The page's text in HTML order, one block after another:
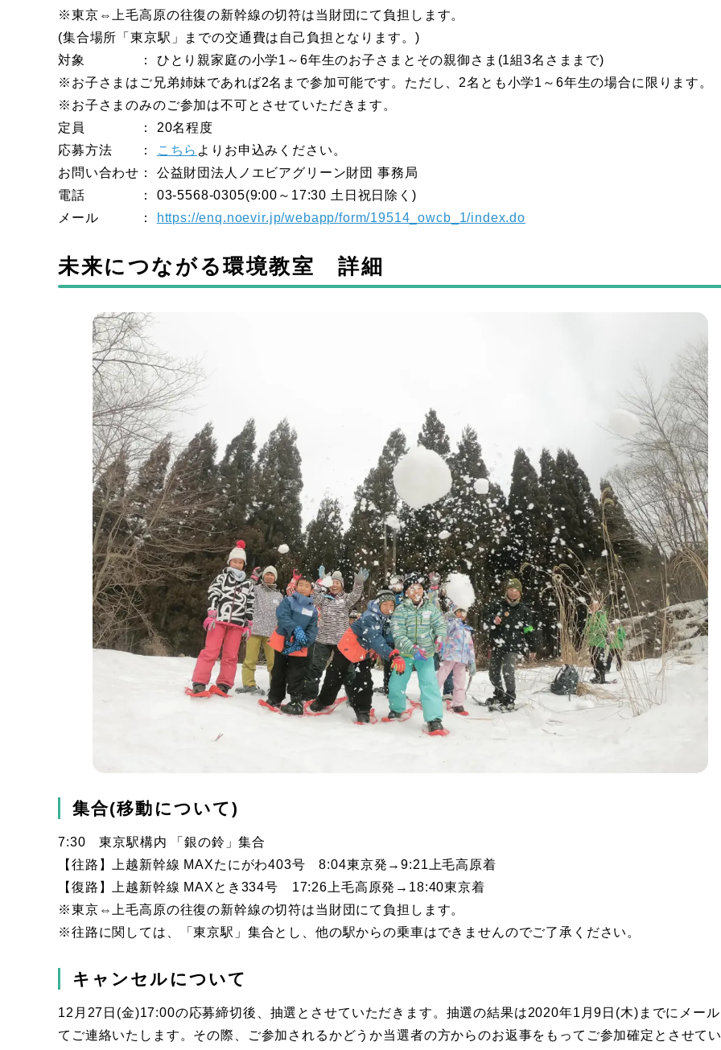
※東京⇔上毛高原の往復の新幹線の切符は当財団にて負担します。
(集合場所「東京駅」までの交通費は自己負担となります。)
対象 ： ひとり親家庭の小学1～6年生のお子さまとその親御さま(1組3名さままで)
※お子さまはご兄弟姉妹であれば2名まで参加可能です。ただし、2名とも小学1～6年生の場合に限ります。
※お子さまのみのご参加は不可とさせていただきます。
定員 ： 20名程度
応募方法 ：
こちら よりお申込みください。
お問い合わせ： 公益財団法人ノエビアグリーン財団 事務局
電話 ： 03-5568-0305(9:00～17:30 土日祝日除く)
メール ：
https://enq.noevir.jp/webapp/form/19514_owcb_1/index.do
未来につながる環境教室 詳細
集合(移動について)
7:30 東京駅構内 「銀の鈴」集合
【往路】上越新幹線 MAXたにがわ403号 8:04東京発→9:21上毛高原着
【復路】上越新幹線 MAXとき334号 17:26上毛高原発→18:40東京着
※東京⇔上毛高原の往復の新幹線の切符は当財団にて負担します。
※往路に関しては、「東京駅」集合とし、他の駅からの乗車はできませんのでご了承ください。
キャンセルについて
12月27日(金)17:00の応募締切後、抽選とさせていただきます。抽選の結果は2020年1月9日(木)までにメール
てご連絡いたします。その際、ご参加されるかどうか当選者の方からのお返事をもってご参加確定とさせて